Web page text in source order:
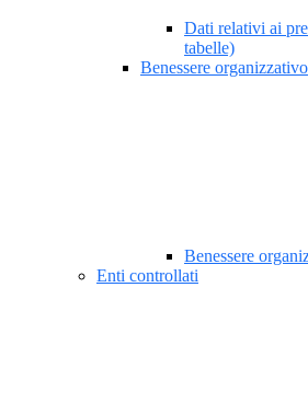
Dati relativi ai
tabelle)
Benessere organizzativo
Benessere
Enti controllati